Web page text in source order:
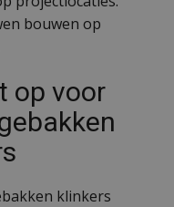
bouwen op
op voor
klinkers